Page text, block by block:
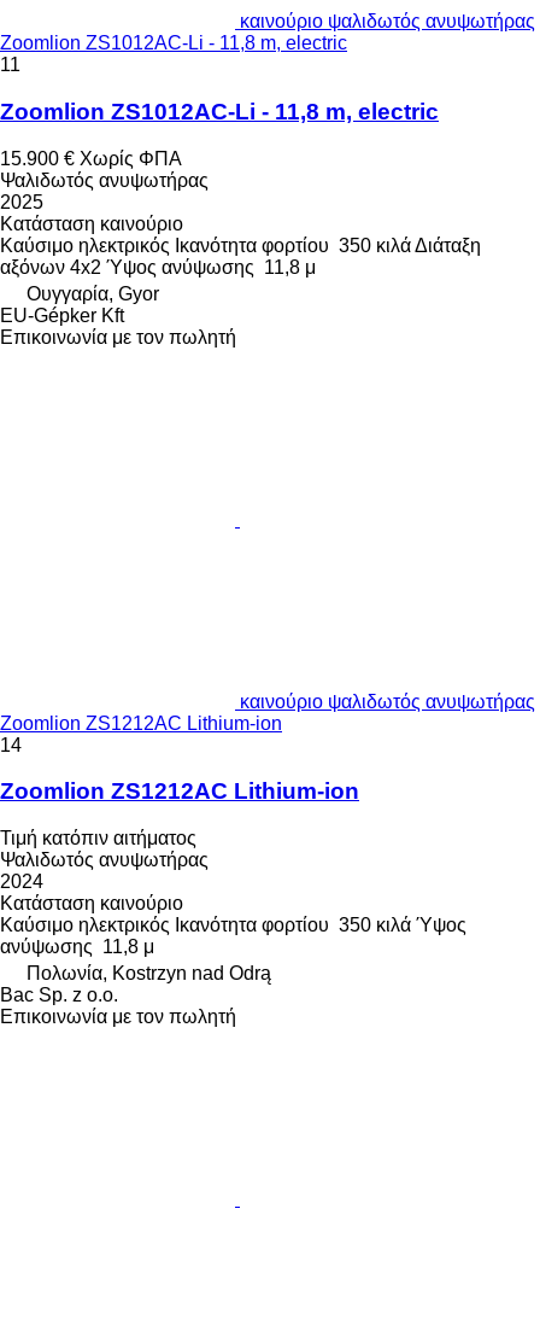
καινούριο ψαλιδωτός ανυψωτήρας
Zoomlion ZS1012AC-Li - 11,8 m, electric
11
Zoomlion ZS1012AC-Li - 11,8 m, electric
15.900 € Χωρίς ΦΠΑ
Ψαλιδωτός ανυψωτήρας
2025
Κατάσταση καινούριο
Καύσιμο ηλεκτρικός Ικανότητα φορτίου 350 κιλάΔιάταξη
αξόνων 4x2 Ύψος ανύψωσης 11,8 μ
Ουγγαρία, Gyor
EU-Gépker Kft
Επικοινωνία με τον πωλητή
καινούριο ψαλιδωτός ανυψωτήρας
Zoomlion ZS1212AC Lithium-ion
14
Zoomlion ZS1212AC Lithium-ion
Τιμή κατόπιν αιτήματος
Ψαλιδωτός ανυψωτήρας
2024
Κατάσταση καινούριο
Καύσιμο ηλεκτρικός Ικανότητα φορτίου 350 κιλά Ύψος
ανύψωσης 11,8 μ
Πολωνία, Kostrzyn nad Odrą
Bac Sp. z o.o.
Επικοινωνία με τον πωλητή